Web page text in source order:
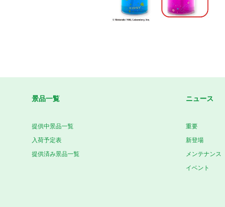
景品一覧
提供中景品一覧
入荷予定表
提供済み景品一覧
ニュース
重要
新登場
メンテナンス
イベント